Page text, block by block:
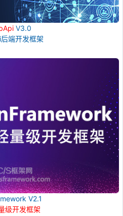
V3.0
端开发框架
V2.1
级开发框架